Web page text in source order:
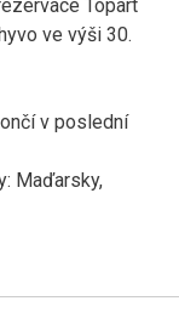
Tópart
ve výši 30.
v poslední
Maďarsky,